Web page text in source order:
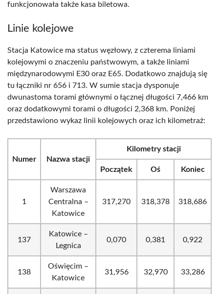
funkcjonowała także kasa biletowa.
Linie kolejowe
Stacja Katowice ma status węzłowy, z czterema liniami
kolejowymi o znaczeniu państwowym, a także liniami
międzynarodowymi E30 oraz E65. Dodatkowo znajdują się
tu łączniki nr 656 i 713. W sumie stacja dysponuje
dwunastoma torami głównymi o łącznej długości 7,466 km
oraz dodatkowymi torami o długości 2,368 km. Poniżej
przedstawiono wykaz linii kolejowych oraz ich kilometraż:
Numer Nazwa stacji
Kilometry stacji
Początek Oś Koniec
1
Warszawa
Centralna –
Katowice
317,270 318,378 318,686
137
Katowice –
Legnica
0,070 0,381 0,922
138
Oświęcim –
Katowice
31,956 32,970 33,286